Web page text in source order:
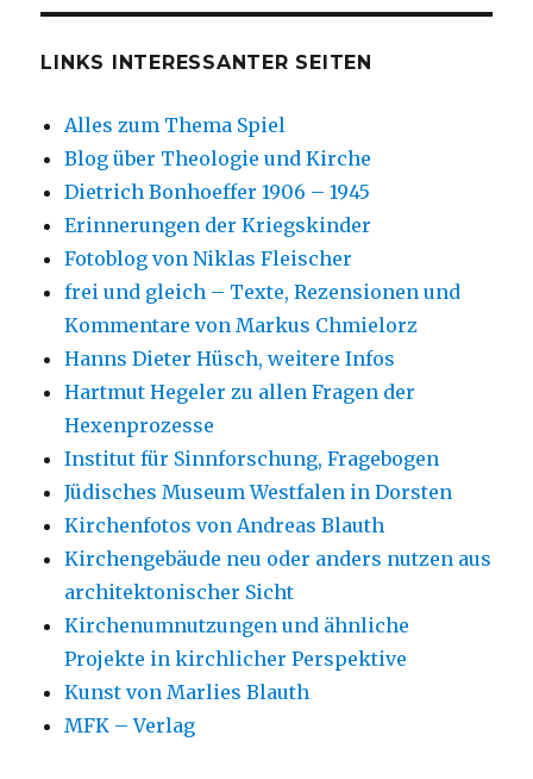
LINKS INTERESSANTER SEITEN
Alles zum Thema Spiel
Blog über Theologie und Kirche
Dietrich Bonhoeffer 1906 – 1945
Erinnerungen der Kriegskinder
Fotoblog von Niklas Fleischer
frei und gleich – Texte, Rezensionen und
Kommentare von Markus Chmielorz
Hanns Dieter Hüsch, weitere Infos
Hartmut Hegeler zu allen Fragen der
Hexenprozesse
Institut für Sinnforschung, Fragebogen
Jüdisches Museum Westfalen in Dorsten
Kirchenfotos von Andreas Blauth
Kirchengebäude neu oder anders nutzen aus
architektonischer Sicht
Kirchenumnutzungen und ähnliche
Projekte in kirchlicher Perspektive
Kunst von Marlies Blauth
MFK – Verlag